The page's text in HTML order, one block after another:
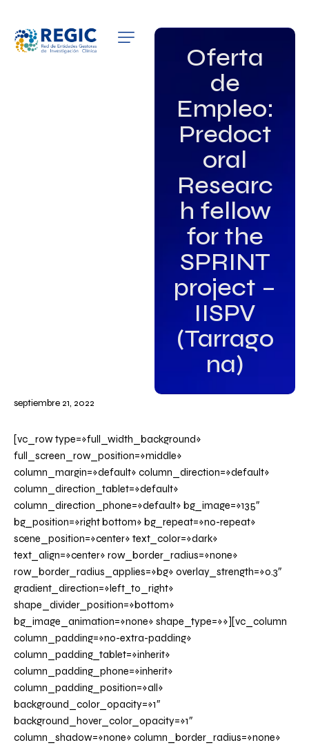
Oferta
de
Empleo:
Predoct
oral
Researc
h fellow
for the
SPRINT
project –
IISPV
(Tarrago
na)
QUIÉNES SOMOS
PATROCINADORES
GRUPOS DE INTERÉS
septiembre 21, 2022
[vc_row type=»full_width_background»
full_screen_row_position=»middle»
column_margin=»default» column_direction=»default»
column_direction_tablet=»default»
column_direction_phone=»default» bg_image=»135″
bg_position=»right bottom» bg_repeat=»no-repeat»
scene_position=»center» text_color=»dark»
text_align=»center» row_border_radius=»none»
row_border_radius_applies=»bg» overlay_strength=»0.3″
gradient_direction=»left_to_right»
shape_divider_position=»bottom»
bg_image_animation=»none» shape_type=»»][vc_column
column_padding=»no-extra-padding»
column_padding_tablet=»inherit»
column_padding_phone=»inherit»
column_padding_position=»all»
background_color_opacity=»1″
background_hover_color_opacity=»1″
column_shadow=»none» column_border_radius=»none»